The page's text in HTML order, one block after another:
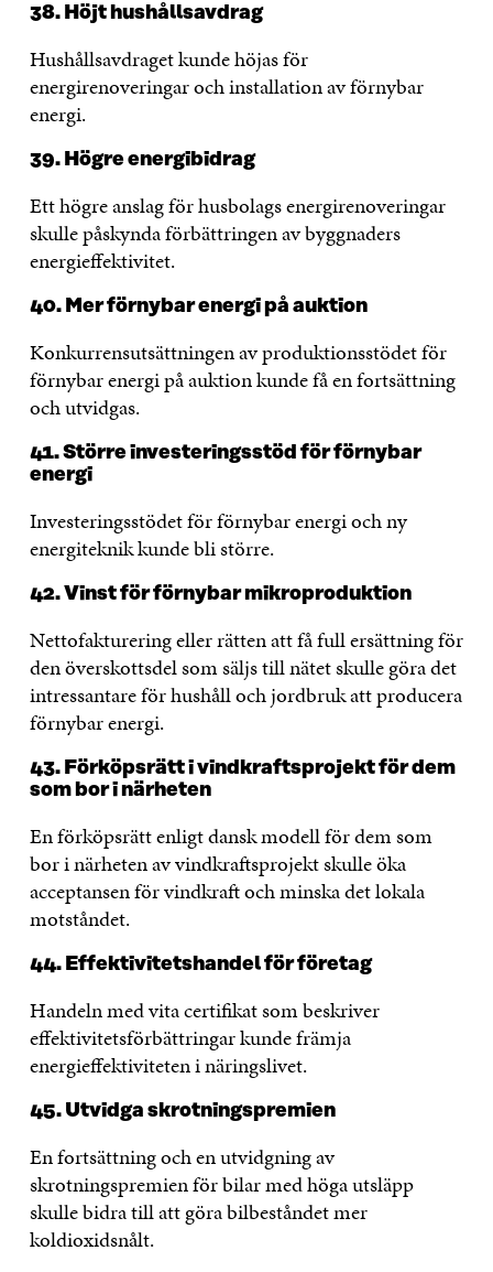
38. Höjt hushållsavdrag
Hushållsavdraget kunde höjas för
energirenoveringar och installation av förnybar
energi.
39. Högre energibidrag
Ett högre anslag för husbolags energirenoveringar
skulle påskynda förbättringen av byggnaders
energieffektivitet.
40. Mer förnybar energi på auktion
Konkurrensutsättningen av produktionsstödet för
förnybar energi på auktion kunde få en fortsättning
och utvidgas.
41. Större investeringsstöd för förnybar
energi
Investeringsstödet för förnybar energi och ny
energiteknik kunde bli större.
42. Vinst för förnybar mikroproduktion
Nettofakturering eller rätten att få full ersättning för
den överskottsdel som säljs till nätet skulle göra det
intressantare för hushåll och jordbruk att producera
förnybar energi.
43. Förköpsrätt i vindkraftsprojekt för dem
som bor i närheten
En förköpsrätt enligt dansk modell för dem som
bor i närheten av vindkraftsprojekt skulle öka
acceptansen för vindkraft och minska det lokala
motståndet.
44. Effektivitetshandel för företag
Handeln med vita certifikat som beskriver
effektivitetsförbättringar kunde främja
energieffektiviteten i näringslivet.
45. Utvidga skrotningspremien
En fortsättning och en utvidgning av
skrotningspremien för bilar med höga utsläpp
skulle bidra till att göra bilbeståndet mer
koldioxidsnålt.